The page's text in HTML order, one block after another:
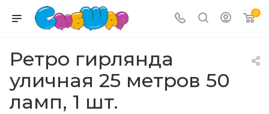
0
Ретро гирлянда
уличная 25 метров 50
ламп, 1 шт.